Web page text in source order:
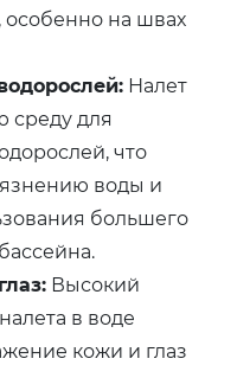
особенно на швах
Налет
среду для
что
воды и
большего
Высокий
в воде
кожи и глаз